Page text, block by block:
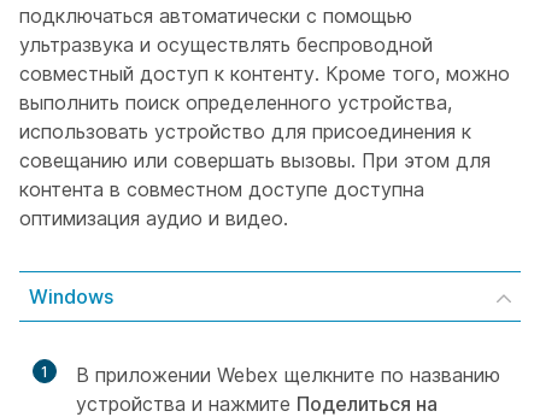
подключаться автоматически с помощью
ультразвука и осуществлять беспроводной
совместный доступ к контенту. Кроме того, можно
выполнить поиск определенного устройства,
использовать устройство для присоединения к
совещанию или совершать вызовы. При этом для
контента в совместном доступе доступна
оптимизация аудио и видео.
Windows
1
В приложении Webex щелкните по названию
устройства и нажмите Поделиться на